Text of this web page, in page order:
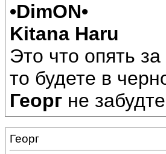
•DimON•
Kitana Haru
Это что опять
то будете в
Георг не
Георг